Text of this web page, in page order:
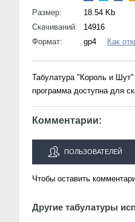
Размер:
18.54 Kb
Скачиваний:
14916
Формат:
gp4 Как
Табулатура "Король и
программа доступна для
Комментарии:
ПОЛЬЗОВАТЕЛЕЙ
Чтобы оставить
Другие табулатуры